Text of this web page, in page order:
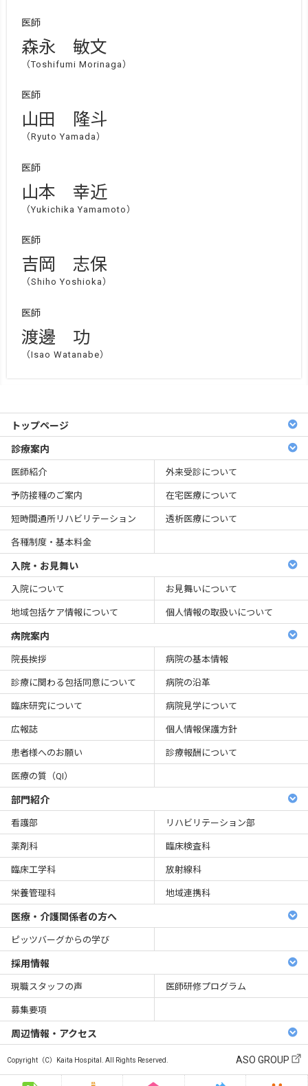
医師
森永 敏文
（Toshifumi Morinaga）
医師
山田 隆斗
（Ryuto Yamada）
医師
山本 幸近
（Yukichika Yamamoto）
医師
吉岡 志保
（Shiho Yoshioka）
医師
渡邊 功
（Isao Watanabe）
トップページ
診療案内
医師紹介 外来受診について
予防接種のご案内 在宅医療について
短時間通所リハビリテーション 透析医療について
各種制度・基本料金
入院・お見舞い
入院について お見舞いについて
地域包括ケア情報について 個人情報の取扱いについて
病院案内
院長挨拶 病院の基本情報
診療に関わる包括同意について 病院の沿革
臨床研究について 病院見学について
広報誌 個人情報保護方針
患者様へのお願い 診療報酬について
医療の質（QI）
部門紹介
看護部 リハビリテーション部
薬剤科 臨床検査科
臨床工学科 放射線科
栄養管理科 地域連携科
医療・介護関係者の方へ
ピッツバーグからの学び
採用情報
現職スタッフの声 医師研修プログラム
募集要項
周辺情報・アクセス
Copyright（C）Kaita Hospital. All Rights Reserved. ASO GROUP